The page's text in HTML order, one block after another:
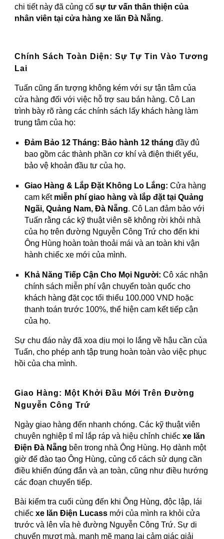
chi tiết này đã củng cốsự tư vấn thân thiện của
nhân viên tại cửa hàng xe lăn Đà Nẵng.
Chính Sách Toàn Diện: Sự Tự Tin Vào Tương
Lai
Tuấn cũng ấn tượng không kém với sự tận tâm của
cửa hàng đối với việc hỗ trợ sau bán hàng. Cô Lan
trình bày rõ ràng các chính sách lấy khách hàng làm
trung tâm của họ:
Đảm Bảo 12 Tháng: Bảo hành 12 tháng đầy đủ
bao gồm các thành phần cơ khí và điện thiết yếu,
bảo vệ khoản đầu tư của họ.
Giao Hàng & Lắp Đặt Không Lo Lắng: Cửa hàng
cam kết miễn phí giao hàng và lắp đặt tại Quảng
Ngãi, Quảng Nam, Đà Nẵng. Cô Lan đảm bảo với
Tuấn rằng các kỹ thuật viên sẽ không rời khỏi nhà
của họ trên đường Nguyễn Công Trứ cho đến khi
Ông Hùng hoàn toàn thoải mái và an toàn khi vận
hành chiếc xe mới của mình.
Khả Năng Tiếp Cận Cho Mọi Người: Cô xác nhận
chính sách miễn phí vận chuyển toàn quốc cho
khách hàng đặt cọc tối thiểu 100.000 VND hoặc
thanh toán trước 100%, thể hiện cam kết tiếp cận
của họ.
Sự chu đáo này đã xoa dịu mọi lo lắng về hậu cần của
Tuấn, cho phép anh tập trung hoàn toàn vào việc phục
hồi của cha mình.
Giao Hàng: Một Khởi Đầu Mới Trên Đường
Nguyễn Công Trứ
Ngày giao hàng đến nhanh chóng. Các kỹ thuật viên
chuyên nghiệp tỉ mỉ lắp ráp và hiệu chỉnh chiếcxe lăn
Điện Đà Nẵng bên trong nhà Ông Hùng. Họ dành một
giờ để đào tạo Ông Hùng, củng cố cách sử dụng cần
điều khiển đúng đắn và an toàn, cũng như điều hướng
các đoạn chuyển tiếp.
Bài kiểm tra cuối cùng đến khi Ông Hùng, độc lập, lái
chiếcxe lăn Điện Lucass mới của mình ra khỏi cửa
trước và lên vỉa hè đường Nguyễn Công Trứ. Sự di
chuyển mượt mà, mạnh mẽ mang lại cảm giác giải